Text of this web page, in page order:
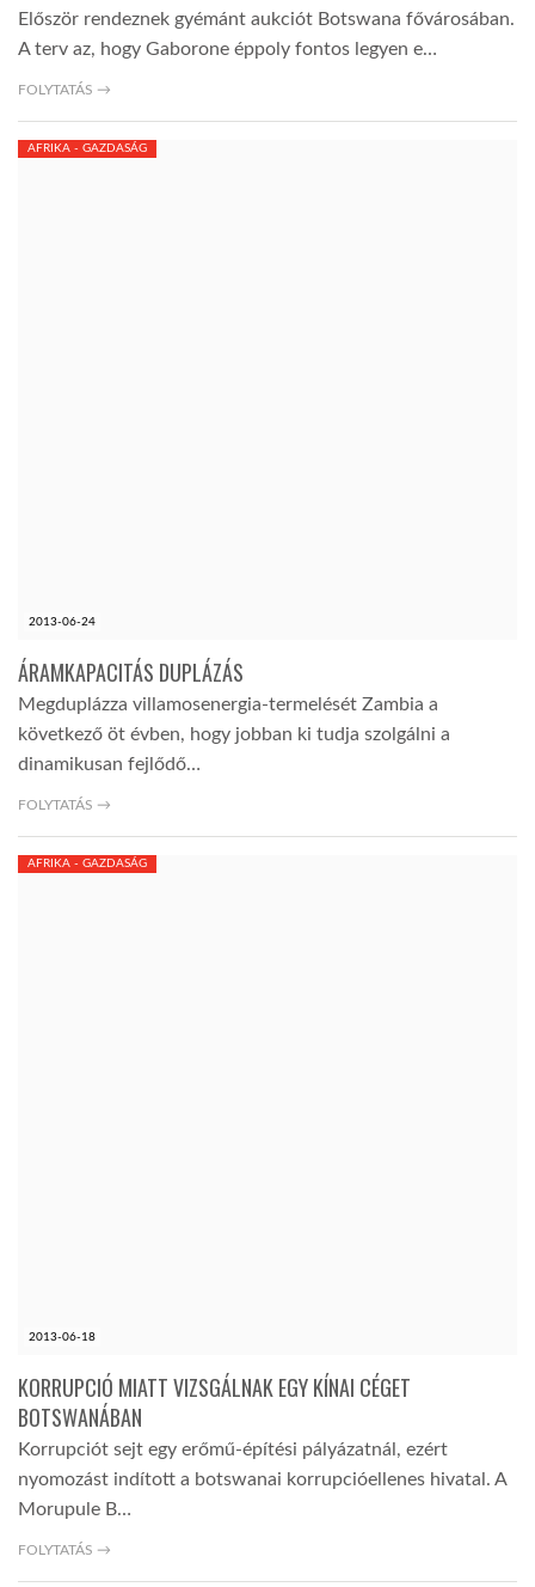
Először rendeznek gyémánt aukciót Botswana fővárosában.
A terv az, hogy Gaborone éppoly fontos legyen e…
FOLYTATÁS →
2013-06-24
AFRIKA - GAZDASÁG
ÁRAMKAPACITÁS DUPLÁZÁS
Megduplázza villamosenergia-termelését Zambia a
következő öt évben, hogy jobban ki tudja szolgálni a
dinamikusan fejlődő…
FOLYTATÁS →
2013-06-18
AFRIKA - GAZDASÁG
KORRUPCIÓ MIATT VIZSGÁLNAK EGY KÍNAI CÉGET
BOTSWANÁBAN
Korrupciót sejt egy erőmű-építési pályázatnál, ezért
nyomozást indított a botswanai korrupcióellenes hivatal. A
Morupule B…
FOLYTATÁS →